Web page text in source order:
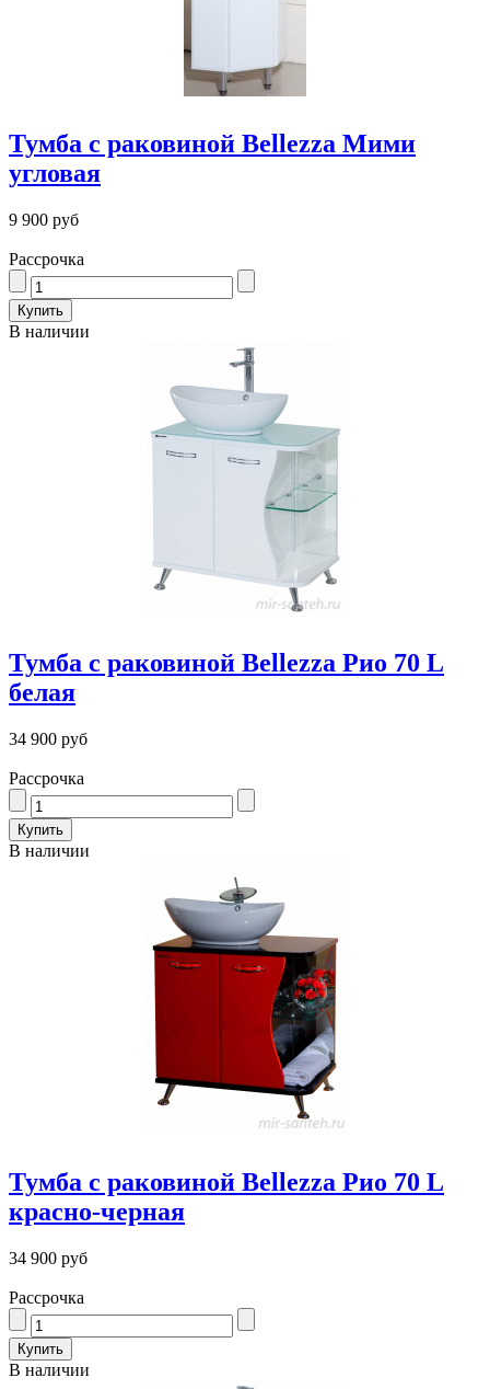
Тумба с раковиной Bellezza Мими
угловая
9 900 руб
Рассрочка
В наличии
Тумба с раковиной Bellezza Рио 70 L
белая
34 900 руб
Рассрочка
В наличии
Тумба с раковиной Bellezza Рио 70 L
красно-черная
34 900 руб
Рассрочка
В наличии